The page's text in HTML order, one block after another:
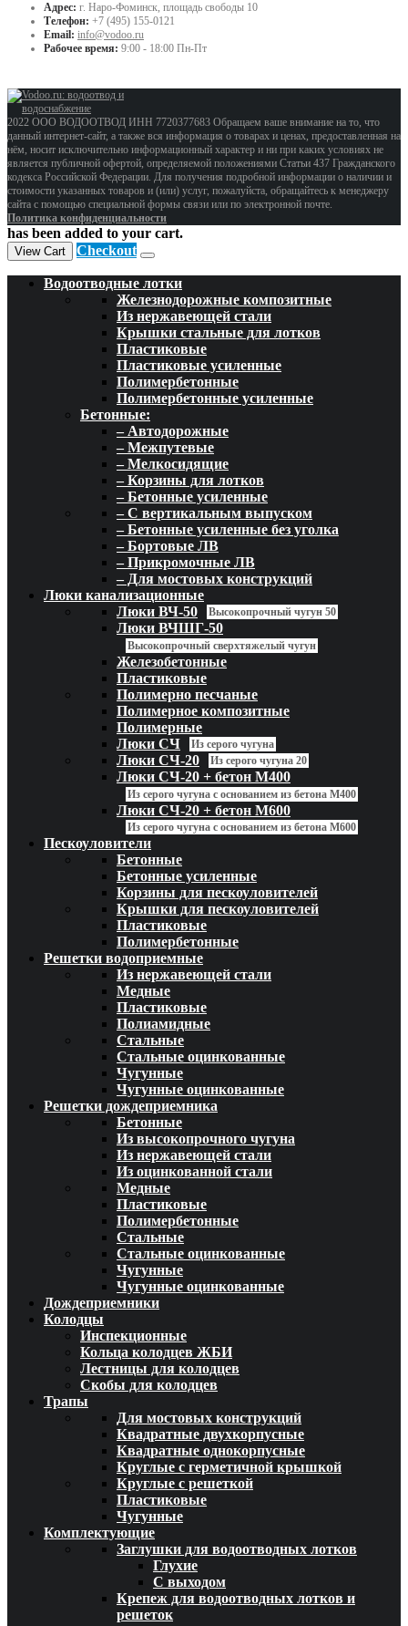
Адрес: г. Наро-Фоминск, площадь свободы 10
Телефон: +7 (495) 155-0121
Email: info@vodoo.ru
Рабочее время: 9:00 - 18:00 Пн-Пт
2022 ООО ВОДООТВОД ИНН 7720377683 Обращаем ваше внимание на то, что
данный интернет-сайт, а также вся информация о товарах и ценах, предоставленная на
нём, носит исключительно информационный характер и ни при каких условиях не
является публичной офертой, определяемой положениями Статьи 437 Гражданского
кодекса Российской Федерации. Для получения подробной информации о наличии и
стоимости указанных товаров и (или) услуг, пожалуйста, обращайтесь к менеджеру
сайта с помощью специальной формы связи или по электронной почте.
Политика конфиденциальности
has been added to your cart.
View Cart Checkout
Водоотводные лотки
Железнодорожные композитные
Из нержавеющей стали
Крышки стальные для лотков
Пластиковые
Пластиковые усиленные
Полимербетонные
Полимербетонные усиленные
Бетонные:
– Автодорожные
– Межпутевые
– Мелкосидящие
– Корзины для лотков
– Бетонные усиленные
– С вертикальным выпуском
– Бетонные усиленные без уголка
– Бортовые ЛВ
– Прикромочные ЛВ
– Для мостовых конструкций
Люки канализационные
Люки ВЧ-50
Высокопрочный чугун 50
Люки ВЧШГ-50
Высокопрочный сверхтяжелый чугун
Железобетонные
Пластиковые
Полимерно песчаные
Полимерное композитные
Полимерные
Люки СЧ
Из серого чугуна
Люки СЧ-20 Из серого чугуна 20
Люки СЧ-20 + бетон М400
Из серого чугуна с основанием из бетона М400
Люки СЧ-20 + бетон М600
Из серого чугуна с основанием из бетона М600
Пескоуловители
Бетонные
Бетонные усиленные
Корзины для пескоуловителей
Крышки для пескоуловителей
Пластиковые
Полимербетонные
Решетки водоприемные
Из нержавеющей стали
Медные
Пластиковые
Полиамидные
Стальные
Стальные оцинкованные
Чугунные
Чугунные оцинкованные
Решетки дождеприемника
Бетонные
Из высокопрочного чугуна
Из нержавеющей стали
Из оцинкованной стали
Медные
Пластиковые
Полимербетонные
Стальные
Стальные оцинкованные
Чугунные
Чугунные оцинкованные
Дождеприемники
Колодцы
Инспекционные
Кольца колодцев ЖБИ
Лестницы для колодцев
Скобы для колодцев
Трапы
Для мостовых конструкций
Квадратные двухкорпусные
Квадратные однокорпусные
Круглые с герметичной крышкой
Круглые с решеткой
Пластиковые
Чугунные
Комплектующие
Заглушки для водоотводных лотков
Глухие
С выходом
Крепеж для водоотводных лотков и
решеток